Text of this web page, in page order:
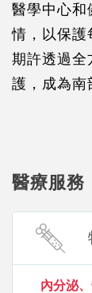
醫學中心和
情，以保護
期許透過全
護，成為南
醫療服務
內分泌